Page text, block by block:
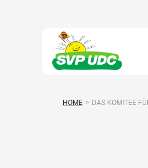
HOME > DAS KOMITEE